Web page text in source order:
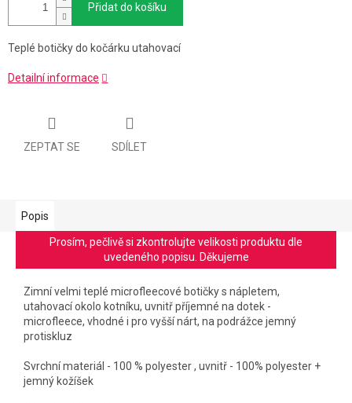
Přidat do košíku
Teplé botičky do kočárku utahovací
Detailní informace
ZEPTAT SE SDÍLET
Popis
Prosím, pečlivě si zkontrolujte velikosti produktu dle
uvedeného popisu. Děkujeme
Zimní velmi teplé microfleecové botičky s nápletem,
utahovací okolo kotníku, uvnitř příjemné na dotek -
microfleece, vhodné i pro vyšší nárt, na podrážce jemný
protiskluz
Svrchní materiál - 100 % polyester , uvnitř - 100% polyester +
jemný kožíšek